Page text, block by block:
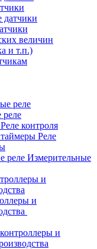
величин
и т.п.)
Реле контроля
Реле
Измерительные
и
и